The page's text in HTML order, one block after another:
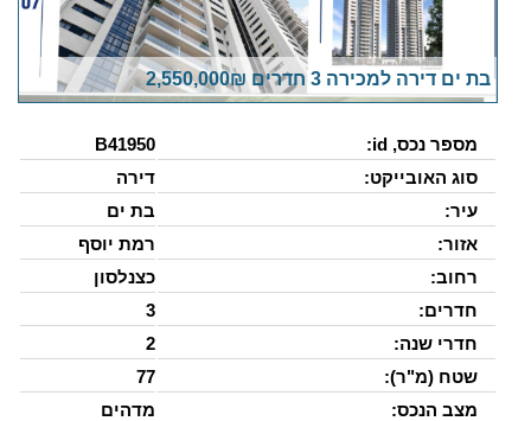
בת ים דירה למכירה 3 חדרים 2,550,000₪
מספר נכס, id:
B41950
סוג האובייקט:
דירה
עיר:
בת ים
אזור:
רמת יוסף
רחוב:
כצנלסון
חדרים:
3
חדרי שנה:
2
שטח (מ"ר):
77
מצב הנכס:
מדהים